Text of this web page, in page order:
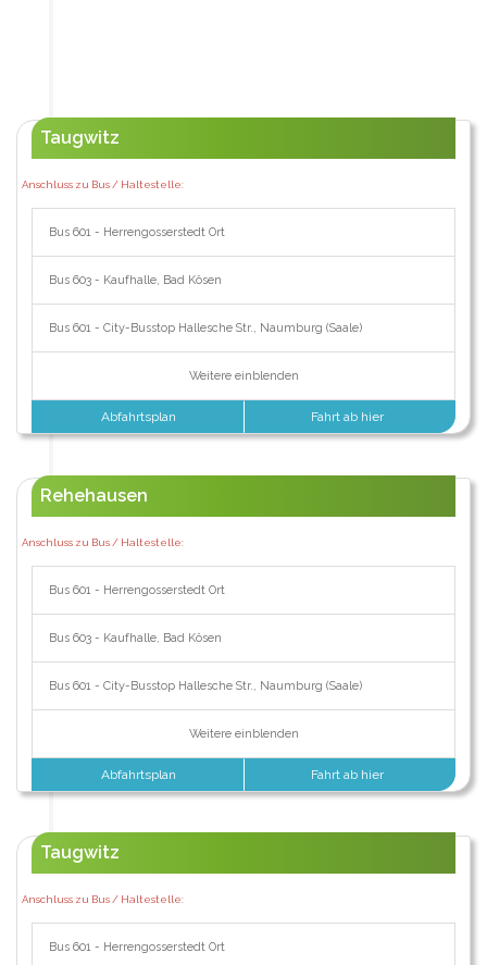
Taugwitz
Anschluss zu Bus / Haltestelle:
Bus 601 - Herrengosserstedt Ort
Bus 603 - Kaufhalle, Bad Kösen
Bus 601 - City-Busstop Hallesche Str., Naumburg (Saale)
Weitere einblenden
Abfahrtsplan Fahrt ab hier
Rehehausen
Anschluss zu Bus / Haltestelle:
Bus 601 - Herrengosserstedt Ort
Bus 603 - Kaufhalle, Bad Kösen
Bus 601 - City-Busstop Hallesche Str., Naumburg (Saale)
Weitere einblenden
Abfahrtsplan Fahrt ab hier
Taugwitz
Anschluss zu Bus / Haltestelle:
Bus 601 - Herrengosserstedt Ort